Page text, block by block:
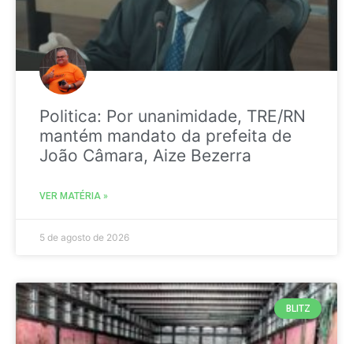
Politica: Por unanimidade, TRE/RN
mantém mandato da prefeita de
João Câmara, Aize Bezerra
VER MATÉRIA »
5 de agosto de 2026
BLITZ